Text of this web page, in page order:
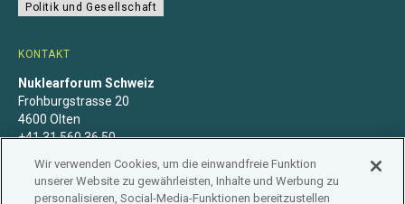
KONTAKT
Nuklearforum Schweiz
Frohburgstrasse 20
4600 Olten
+41 31 560 36 50
Politik und Gesellschaft
Wir verwenden Cookies, um die einwandfreie Funktion
unserer Website zu gewährleisten, Inhalte und Werbung zu
personalisieren, Social-Media-Funktionen bereitzustellen